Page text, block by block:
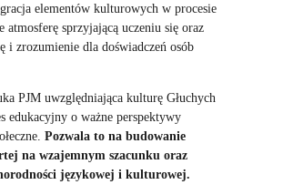
elementów kulturowych w procesie
atmosferę sprzyjającą uczeniu się oraz
i zrozumienie dla doświadczeń osób
PJM uwzględniająca kulturę Głuchych
edukacyjny o ważne perspektywy
Pozwala to na budowanie
na wzajemnym szacunku oraz
językowej i kulturowej.